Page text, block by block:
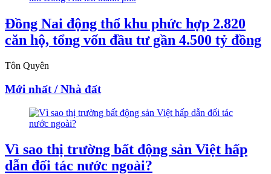
Đồng Nai động thổ khu phức hợp 2.820
căn hộ, tổng vốn đầu tư gần 4.500 tỷ đồng
Tôn Quyên
Mới nhất / Nhà đất
Vì sao thị trường bất động sản Việt hấp
dẫn đối tác nước ngoài?